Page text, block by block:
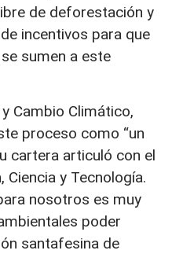
de deforestación y
incentivos para que
sumen a este
Cambio Climático,
proceso como “un
cartera articuló con el
y Tecnología.
nosotros es muy
poder
santafesina de